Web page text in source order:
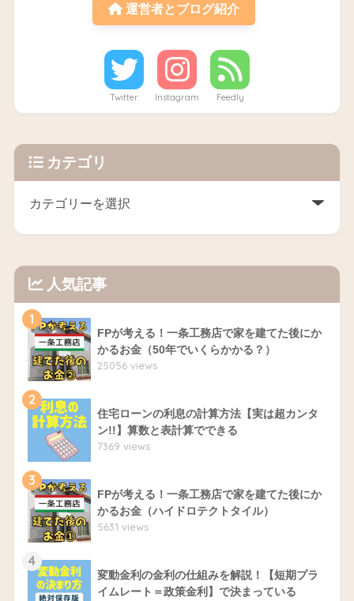
運営者とブログ紹介
Twitter Instagram Feedly
カテゴリ
人気記事
1
FPが考える！一条工務店で家を建てた後にか
かるお金（50年でいくらかかる？）
25056 views
2
住宅ローンの利息の計算方法【実は超カンタ
ン!!】算数と表計算でできる
7369 views
3
FPが考える！一条工務店で家を建てた後にか
かるお金（ハイドロテクトタイル）
5631 views
4
変動金利の金利の仕組みを解説！【短期プラ
イムレート＝政策金利】で決まっている